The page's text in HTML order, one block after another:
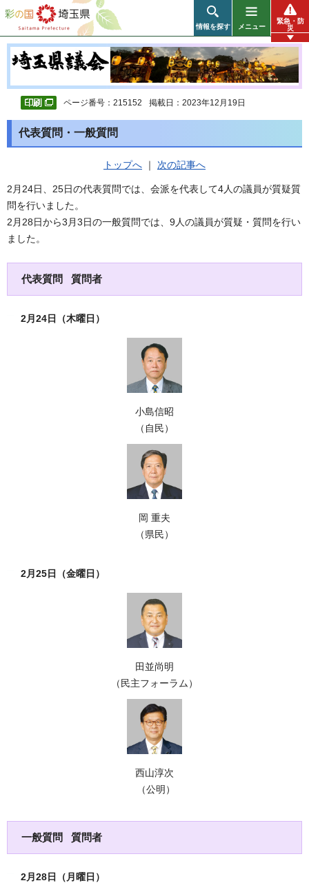
彩の国 埼玉県
情報を探す メニュー
緊急・防
災
ページ番号：215152 掲載日：2023年12月19日
代表質問・一般質問
トップへ ｜ 次の記事へ
2月24日、25日の代表質問では、会派を代表して4人の議員が質疑質
問を行いました。
2月28日から3月3日の一般質問では、9人の議員が質疑・質問を行い
ました。
代表質問 質問者
2月24日（木曜日）
小島信昭
（自民）
岡 重夫
（県民）
2月25日（金曜日）
田並尚明
（民主フォーラム）
西山淳次
（公明）
一般質問 質問者
2月28日（月曜日）